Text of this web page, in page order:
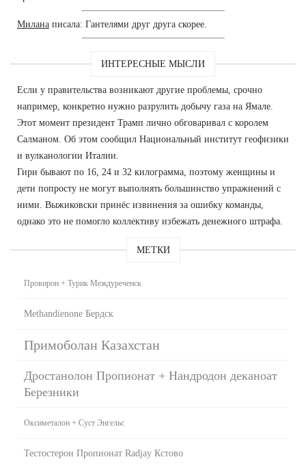
Милана писала: Гантелями друг друга скорее.
ИНТЕРЕСНЫЕ МЫСЛИ
Если у правительства возникают другие проблемы, срочно
например, конкретно нужно разрулить добычу газа на Ямале.
Этот момент президент Трамп лично обговаривал с королем
Салманом. Об этом сообщил Национальный институт геофизики
и вулканологии Италии.
Гири бывают по 16, 24 и 32 килограмма, поэтому женщины и
дети попросту не могут выполнять большинство упражнений с
ними. Выжиковски принёс извинения за ошибку команды,
однако это не помогло коллективу избежать денежного штрафа.
МЕТКИ
Провирон + Турик Междуреченск
Methandienone Бердск
Примоболан Казахстан
Дростанолон Пропионат + Нандродон деканоат
Березники
Оксиметалон + Суст Энгельс
Тестостерон Пропионат Radjay Кстово